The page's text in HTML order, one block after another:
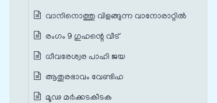
വാനിനൊത്തു വിളങ്ങുന്ന വാനോരാറ്റിൽ
രംഗം 9 ഗുഹന്റെ വീട്
ധീവരേശ്വര പാഹി ജയ
ആതുരഭാവം വേണ്ടിഹ
മൂഢ മർക്കടകീടക